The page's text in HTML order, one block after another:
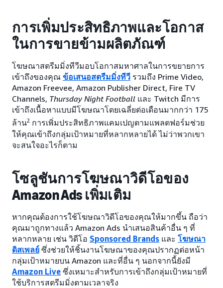
การเพิ่มประสิทธิภาพและโอกาส
ในการขายข้ามผลิตภัณฑ์
โฆษณาสตรีมมิ่งทีวีมอบโอกาสมหาศาลในการขยายการ
เข้าถึงของคุณ ข้อเสนอสตรีมมิ่งทีวี รวมถึง Prime Video,
Amazon Freevee, Amazon Publisher Direct, Fire TV
Channels, Thursday Night Football และ Twitch มีการ
เข้าถึงเนื้อหาแบบมีโฆษณาโดยเฉลี่ยต่อเดือนมากกว่า 175
ล้าน2 การเพิ่มประสิทธิภาพแคมเปญตามแพลตฟอร์มช่วย
ให้คุณเข้าถึงกลุ่มเป้าหมายที่หลากหลายได้ ไม่ว่าพวกเขา
จะสนใจอะไรก็ตาม
โซลูชันการโฆษณาวิดีโอของ
Amazon Ads เพิ่มเติม
หากคุณต้องการใช้โฆษณาวิดีโอของคุณให้มากขึ้น ถือว่า
คุณมาถูกทางแล้ว Amazon Ads นำเสนอสินค้าอื่น ๆ ที่
หลากหลาย เช่น วิดีโอ Sponsored Brands และ โฆษณา
ดิสเพลย์ ซึ่งช่วยให้ชิ้นงานโฆษณาของคุณปรากฏต่อหน้า
กลุ่มเป้าหมายบน Amazon และที่อื่น ๆ นอกจากนี้ยังมี
Amazon Live ซึ่งเหมาะสำหรับการเข้าถึงกลุ่มเป้าหมายที่
ใช้บริการสตรีมมิ่งตามเวลาจริง